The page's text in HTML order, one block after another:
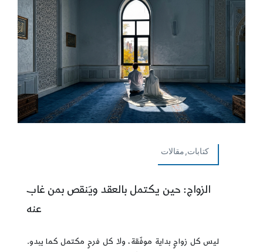
كتابات,مقالات
الزواج: حين يكتمل بالعقد ويَنقص بمن غاب
عنه
ليس كل زواجٍ بداية موفّقة، ولا كل فرحٍ مكتمل كما يبدو.